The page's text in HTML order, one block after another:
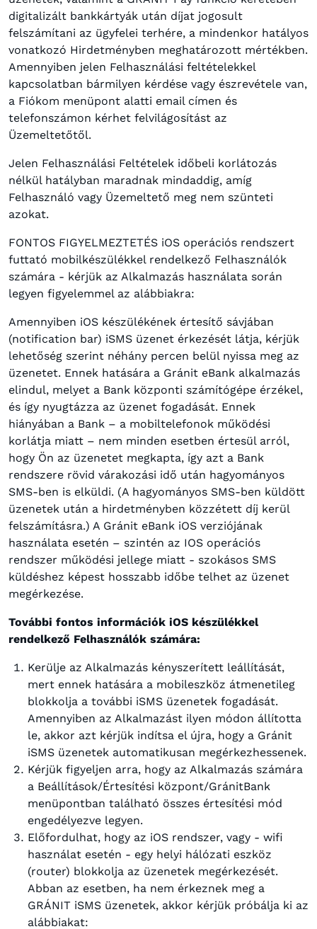
digitalizált bankkártyák után díjat jogosult
felszámítani az ügyfelei terhére, a mindenkor hatályos
vonatkozó Hirdetményben meghatározott mértékben.
Amennyiben jelen Felhasználási feltételekkel
kapcsolatban bármilyen kérdése vagy észrevétele van,
a Fiókom menüpont alatti email címen és
telefonszámon kérhet felvilágosítást az
Üzemeltetőtől.
Jelen Felhasználási Feltételek időbeli korlátozás
nélkül hatályban maradnak mindaddig, amíg
Felhasználó vagy Üzemeltető meg nem szünteti
azokat.
FONTOS FIGYELMEZTETÉS iOS operációs rendszert
futtató mobilkészülékkel rendelkező Felhasználók
számára - kérjük az Alkalmazás használata során
legyen figyelemmel az alábbiakra:
Amennyiben iOS készülékének értesítő sávjában
(notification bar) iSMS üzenet érkezését látja, kérjük
lehetőség szerint néhány percen belül nyissa meg az
üzenetet. Ennek hatására a Gránit eBank alkalmazás
elindul, melyet a Bank központi számítógépe érzékel,
és így nyugtázza az üzenet fogadását. Ennek
hiányában a Bank – a mobiltelefonok működési
korlátja miatt – nem minden esetben értesül arról,
hogy Ön az üzenetet megkapta, így azt a Bank
rendszere rövid várakozási idő után hagyományos
SMS-ben is elküldi. (A hagyományos SMS-ben küldött
üzenetek után a hirdetményben közzétett díj kerül
felszámításra.) A Gránit eBank iOS verziójának
használata esetén – szintén az IOS operációs
rendszer működési jellege miatt - szokásos SMS
küldéshez képest hosszabb időbe telhet az üzenet
megérkezése.
További fontos információk iOS készülékkel
rendelkező Felhasználók számára:
Kerülje az Alkalmazás kényszerített leállítását,
mert ennek hatására a mobileszköz átmenetileg
blokkolja a további iSMS üzenetek fogadását.
Amennyiben az Alkalmazást ilyen módon állította
le, akkor azt kérjük indítsa el újra, hogy a Gránit
iSMS üzenetek automatikusan megérkezhessenek.
Kérjük figyeljen arra, hogy az Alkalmazás számára
a Beállítások/Értesítési központ/GránitBank
menüpontban található összes értesítési mód
engedélyezve legyen.
Előfordulhat, hogy az iOS rendszer, vagy - wifi
használat esetén - egy helyi hálózati eszköz
(router) blokkolja az üzenetek megérkezését.
Abban az esetben, ha nem érkeznek meg a
GRÁNIT iSMS üzenetek, akkor kérjük próbálja ki az
alábbiakat: